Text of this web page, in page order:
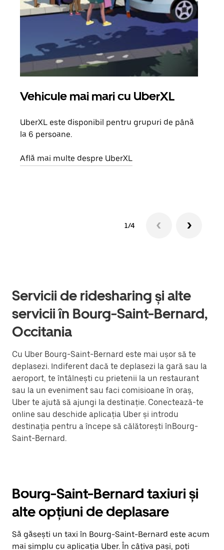
Vehicule mai mari cu UberXL
UberXL este disponibil pentru grupuri de până
la 6 persoane.
Află mai multe despre UberXL
1/4
Servicii de ridesharing și alte
servicii în Bourg-Saint-Bernard,
Occitania
Cu Uber Bourg-Saint-Bernard este mai ușor să te
deplasezi. Indiferent dacă te deplasezi la gară sau la
aeroport, te întâlnești cu prietenii la un restaurant
sau la un eveniment sau faci comisioane în oraș,
Uber te ajută să ajungi la destinație. Conectează-te
online sau deschide aplicația Uber și introdu
destinația pentru a începe să călătorești înBourg-
Saint-Bernard.
Bourg-Saint-Bernard taxiuri și
alte opțiuni de deplasare
Să găsești un taxi în Bourg-Saint-Bernard este acum
mai simplu cu aplicația Uber. În câțiva pași, poți